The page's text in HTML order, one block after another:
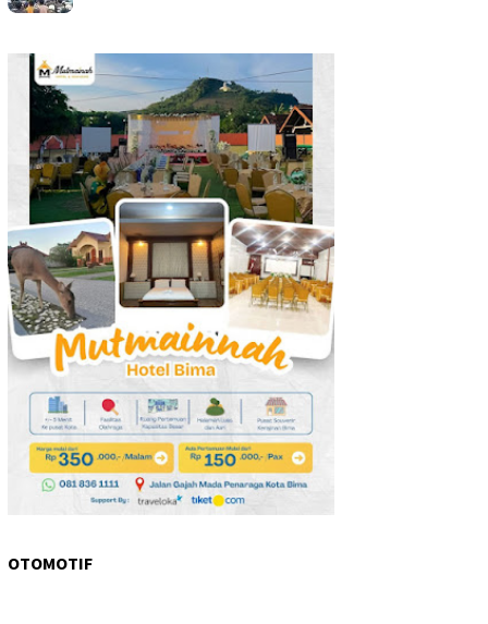
OTOMOTIF